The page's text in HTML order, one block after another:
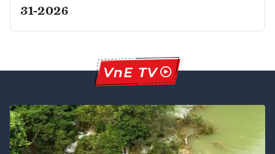
31-2026